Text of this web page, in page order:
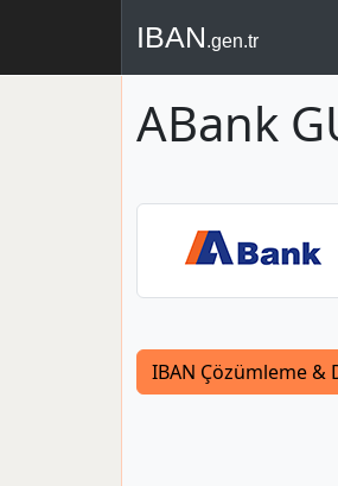
IBAN.gen.tr
ABank
IBAN Çözümleme &